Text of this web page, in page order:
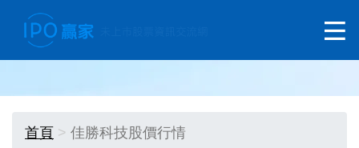
首頁 佳勝科技股價行情